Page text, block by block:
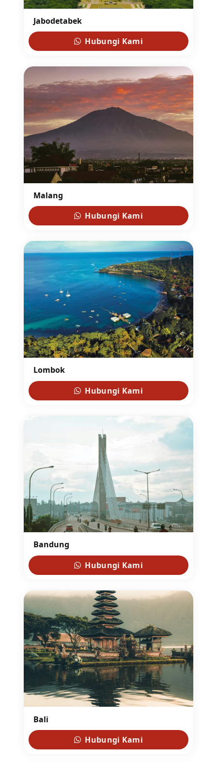
Jabodetabek
Hubungi Kami
Malang
Hubungi Kami
Lombok
Hubungi Kami
Bandung
Hubungi Kami
Bali
Hubungi Kami